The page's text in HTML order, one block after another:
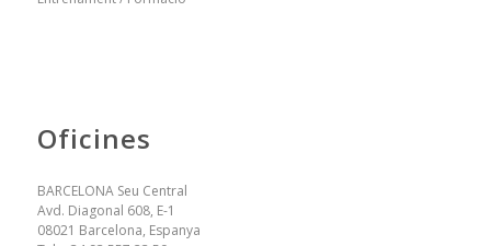
Oficines
BARCELONA Seu Central
Avd. Diagonal 608, E-1
08021 Barcelona, Espanya